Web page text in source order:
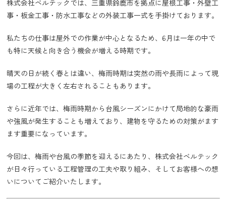
株式会社ベルテックでは、三重県鈴鹿市を拠点に屋根工事・外壁工
事・板金工事・防水工事などの外装工事一式を手掛けております。
私たちの仕事は屋外での作業が中心となるため、6月は一年の中で
も特に天候と向き合う機会が増える時期です。
晴天の日が続く春とは違い、梅雨時期は突然の雨や長雨によって現
場の工程が大きく左右されることもあります。
さらに近年では、梅雨時期から台風シーズンにかけて局地的な豪雨
や強風が発生することも増えており、建物を守るための対策がます
ます重要になっています。
今回は、梅雨や台風の季節を迎えるにあたり、株式会社ベルテック
が日々行っている工程管理の工夫や取り組み、そしてお客様への想
いについてご紹介いたします。